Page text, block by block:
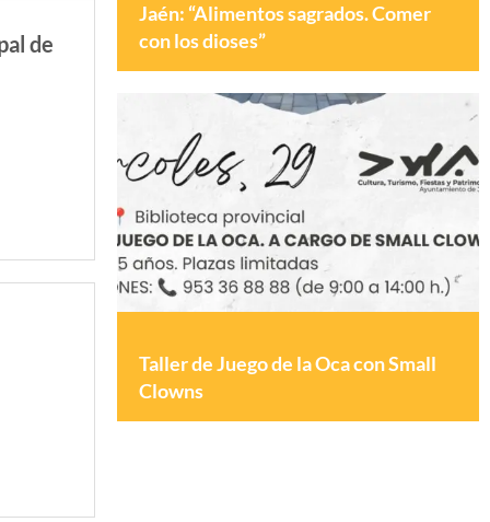
de
Jaén: “Alimentos sagrados. Comer
con los dioses”
Taller de Juego de la Oca con Small
Clowns